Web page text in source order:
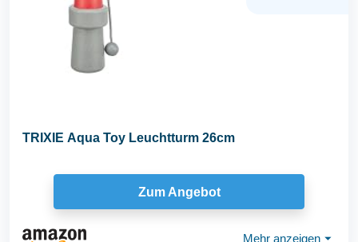
TRIXIE Aqua Toy Leuchtturm 26cm
Zum Angebot
Mehr anzeigen ⏷